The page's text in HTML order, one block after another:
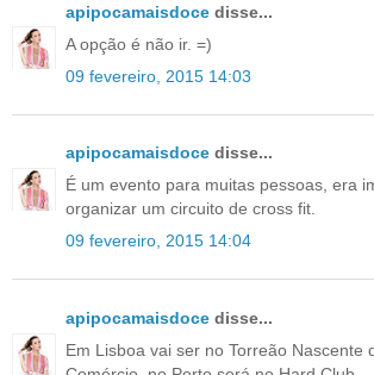
apipocamaisdoce disse...
A opção é não ir. =)
09 fevereiro, 2015 14:03
apipocamaisdoce disse...
É um evento para muitas pessoas, era
organizar um circuito de cross fit.
09 fevereiro, 2015 14:04
apipocamaisdoce disse...
Em Lisboa vai ser no Torreão Nascente